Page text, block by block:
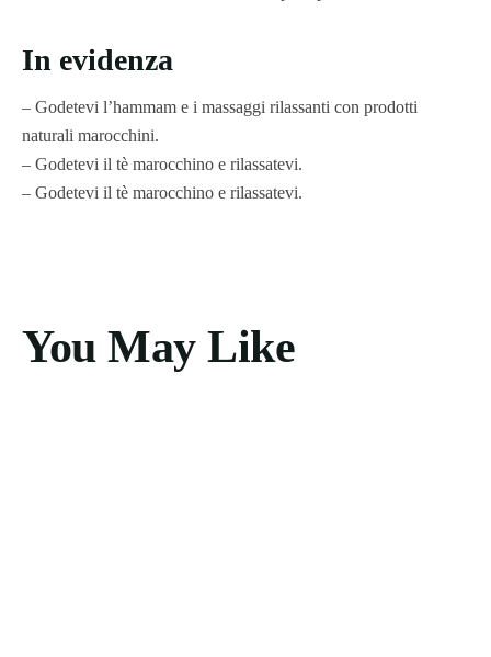
In evidenza
– Godetevi l’hammam e i massaggi rilassanti con prodotti
naturali marocchini.
– Godetevi il tè marocchino e rilassatevi.
– Godetevi il tè marocchino e rilassatevi.
You May Like